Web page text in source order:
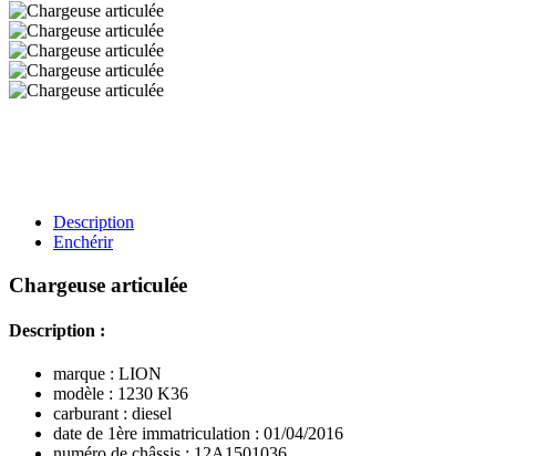
Description
Enchérir
Chargeuse articulée
Description :
marque : LION
modèle : 1230 K36
carburant : diesel
date de 1ère immatriculation : 01/04/2016